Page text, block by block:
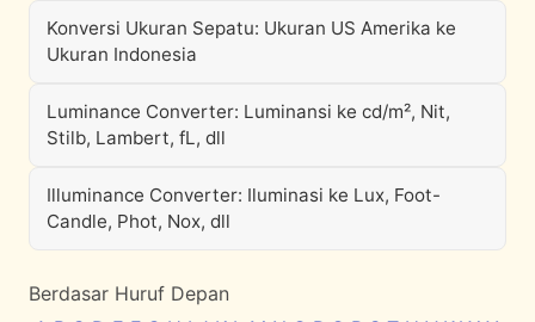
Konversi Ukuran Sepatu: Ukuran US Amerika ke
Ukuran Indonesia
Luminance Converter: Luminansi ke cd/m², Nit,
Stilb, Lambert, fL, dll
Illuminance Converter: Iluminasi ke Lux, Foot-
Candle, Phot, Nox, dll
Berdasar Huruf Depan